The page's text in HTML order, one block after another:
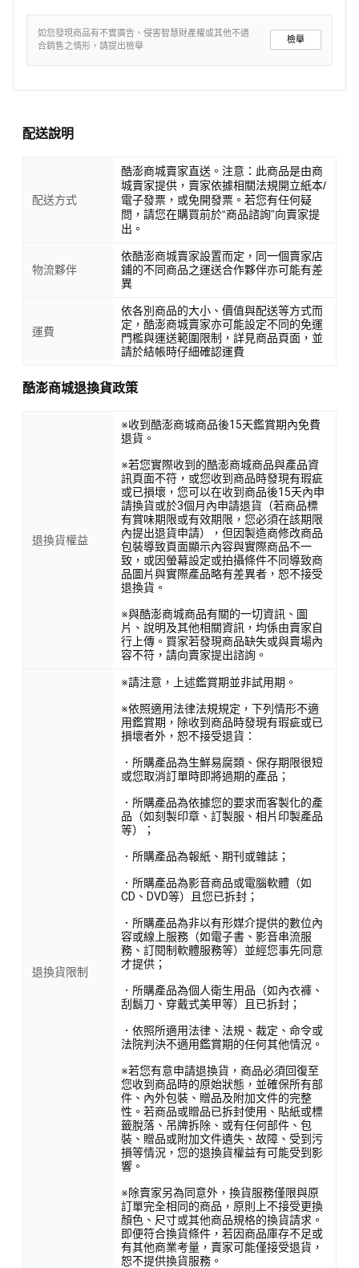
如您發現商品有不實廣告、侵害智慧財產權或其他不適
合銷售之情形，請提出檢舉
檢舉
配送說明
配送方式
酷澎商城賣家直送。注意：此商品是由商
城賣家提供，賣家依據相關法規開立紙本/
電子發票，或免開發票。若您有任何疑
問，請您在購買前於“商品諮詢”向賣家提
出。
物流夥伴
依酷澎商城賣家設置而定，同一個賣家店
鋪的不同商品之運送合作夥伴亦可能有差
異
運費
依各別商品的大小、價值與配送等方式而
定，酷澎商城賣家亦可能設定不同的免運
門檻與運送範圍限制，詳見商品頁面，並
請於結帳時仔細確認運費
酷澎商城退換貨政策
退換貨權益
※收到酷澎商城商品後15天鑑賞期內免費
退貨。
※若您實際收到的酷澎商城商品與產品資
訊頁面不符，或您收到商品時發現有瑕疵
或已損壞，您可以在收到商品後15天內申
請換貨或於3個月內申請退貨（若商品標
有賞味期限或有效期限，您必須在該期限
內提出退貨申請），但因製造商修改商品
包裝導致頁面顯示內容與實際商品不一
致，或因螢幕設定或拍攝條件不同導致商
品圖片與實際產品略有差異者，恕不接受
退換貨。
※與酷澎商城商品有關的一切資訊、圖
片、說明及其他相關資訊，均係由賣家自
行上傳。買家若發現商品缺失或與賣場內
容不符，請向賣家提出諮詢。
退換貨限制
※請注意，上述鑑賞期並非試用期。
※依照適用法律法規規定，下列情形不適
用鑑賞期，除收到商品時發現有瑕疵或已
損壞者外，恕不接受退貨：
．所購產品為生鮮易腐類、保存期限很短
或您取消訂單時即將過期的產品；
．所購產品為依據您的要求而客製化的產
品（如刻製印章、訂製服、相片印製產品
等）；
．所購產品為報紙、期刊或雜誌；
．所購產品為影音商品或電腦軟體（如
CD、DVD等）且您已拆封；
．所購產品為非以有形媒介提供的數位內
容或線上服務（如電子書、影音串流服
務、訂閱制軟體服務等）並經您事先同意
才提供；
．所購產品為個人衛生用品（如內衣褲、
刮鬍刀、穿戴式美甲等）且已拆封；
．依照所適用法律、法規、裁定、命令或
法院判決不適用鑑賞期的任何其他情況。
※若您有意申請退換貨，商品必須回復至
您收到商品時的原始狀態，並確保所有部
件、內外包裝、贈品及附加文件的完整
性。若商品或贈品已拆封使用、貼紙或標
籤脫落、吊牌拆除、或有任何部件、包
裝、贈品或附加文件遺失、故障、受到污
損等情況，您的退換貨權益有可能受到影
響。
※除賣家另為同意外，換貨服務僅限與原
訂單完全相同的商品，原則上不接受更換
顏色、尺寸或其他商品規格的換貨請求。
即便符合換貨條件，若因商品庫存不足或
有其他商業考量，賣家可能僅接受退貨，
恕不提供換貨服務。